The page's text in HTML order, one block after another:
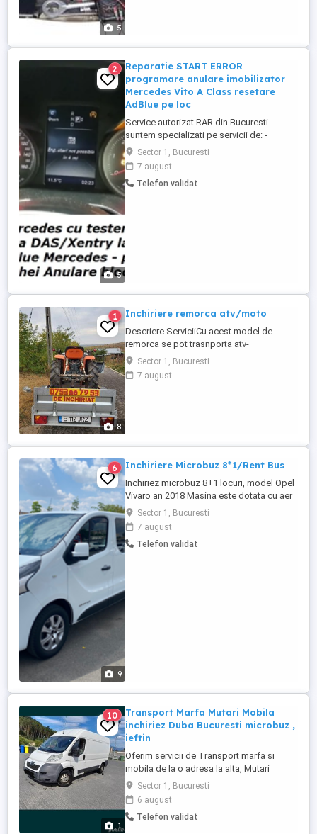
5
5
2
Reparatie START ERROR
programare anulare imobilizator
Mercedes Vito A Class resetare
AdBlue pe loc
Service autorizat RAR din Bucuresti
suntem specializati pe servicii de: -
diagnoza auto computerizata - reparatie
in situatia aparitiei mesajului"Start error" la
autovehiculele Mercedes A Klasse diesel
(w168), Vito (w638) - programare chei
Sector 1, Bucuresti
7 august
Telefon validat
8
1 Inchiriere remorca atv/moto
Descriere ServiciiCu acest model de
remorca se pot trasnporta atv-
uri,motociclete sau se poate folosi la
diferite activitati Surafata utila a remorcii:
Lungime: 2,55m Latime: 1,33 Masa
Sector 1, Bucuresti
7 august
9
6 Inchiriere Microbuz 8*1/Rent Bus
Inchiriez microbuz 8+1 locuri, model Opel
Vivaro an 2018 Masina este dotata cu aer
conditionat, 2 prize usb, 2 prize 12 v,
Bluetooth, doua usi laterale, pilot automat,
scaune si banchete confortabile. Masina
este in perfecta stare de functionare,
Sector 1, Bucuresti
7 august
Telefon validat
1
10
Transport Marfa Mutari Mobila
inchiriez Duba Bucuresti microbuz ,
ieftin
Oferim servicii de Transport marfa si
mobila de la o adresa la alta, Mutari
mobilier cu duba de 3,5 tone din Bucuresti
oriunde in Romania. Mutari locuinte cu
serviciu complet de relocari, transport
materiale de constructii ,detinem echipa
Sector 1, Bucuresti
6 august
Telefon validat